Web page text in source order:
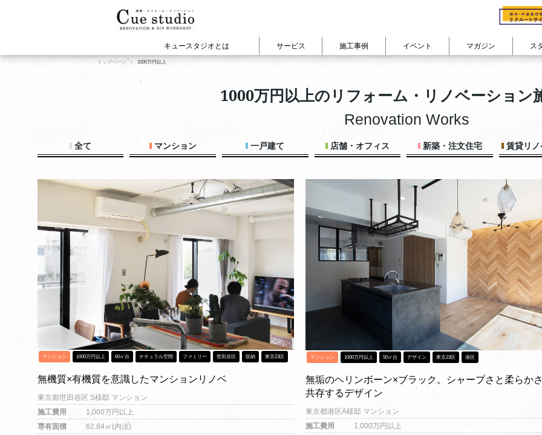
キュースタジオとは
よくあるご質問 FAQ
サービス
リノベーション
その他のサービス
施工事例
View All
マンションリノベーション
新築・注文住宅
賃貸リノベーション
300万円以下
400万円台
500万円台
600万円台
700万円台
50㎡未満
50㎡台
60㎡台
70㎡台
80㎡台
ひとり暮らし
イベント マガジン
リノベーションインタビュー
住まいコラム
イベントレポート
対談インタビュー『
東京道中膝栗毛
シェアハウス日記
ス
cuestudioの会社概要
company
会社概要
トップページ 1000万円以上
1000万円以上のリフォーム・リノベーション
Renovation Works
全て マンション 一戸建て 店舗・オフィス 新築・注文住宅 賃貸リ
マンション 1000万円以上 60㎡台 ナチュラル空間 ファミリー 世田谷区 収納 東京23区
無機質×有機質を意識したマンションリノベ
東京都世田谷区 S様邸 マンション
施工費用
1,000万円以上
専有面積
62.84㎡(内法)
マンション 1000万円以上 50㎡台 デザイン 東京23区 港区
無垢のヘリンボーン×ブラック。シャープさと柔らか
共存するデザイン
東京都港区A様邸 マンション
施工費用
1,000万円以上